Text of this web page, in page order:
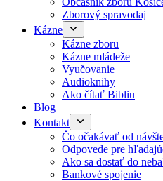
Zborový spravodaj
Kázne
Kázne zboru
Kázne mládeže
Vyučovanie
Audioknihy
Ako čítať Bibliu
Blog
Kontakt
Čo očakávať od
Odpovede pre
Ako sa dostať do
Bankové spojenie